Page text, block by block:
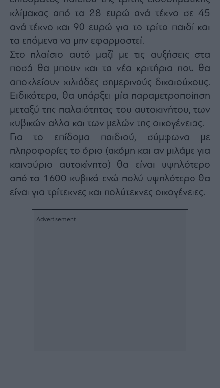
κλίμακας από τα 28 ευρώ ανά τέκνο σε 45
ανά τέκνο και 90 ευρώ για το τρίτο παιδί και
τα επόμενα να μην εφαρμοστεί.
Στο πλαίσιο αυτό μαζί με τις αυξήσεις στα
ποσά θα μπουν και τα νέα κριτήρια που θα
αποκλείουν χιλιάδες σημερινούς δικαιούχους.
Ειδικότερα, θα υπάρξει μία παραμετροποίηση
μεταξύ της παλαιότητας του αυτοκινήτου, των
κυβικών αλλα και των μελών της οικογένειας.
Για το επίδομα παιδιού, σύμφωνα με
πληροφορίες το όριο (ακόμη και αν μιλάμε για
καινούριο αυτοκίνητο) θα είναι υψηλότερο
από τα 1600 κυβικά ενώ πολύ υψηλότερο θα
είναι για τρίτεκνες και πολύτεκνες οικογένειες.